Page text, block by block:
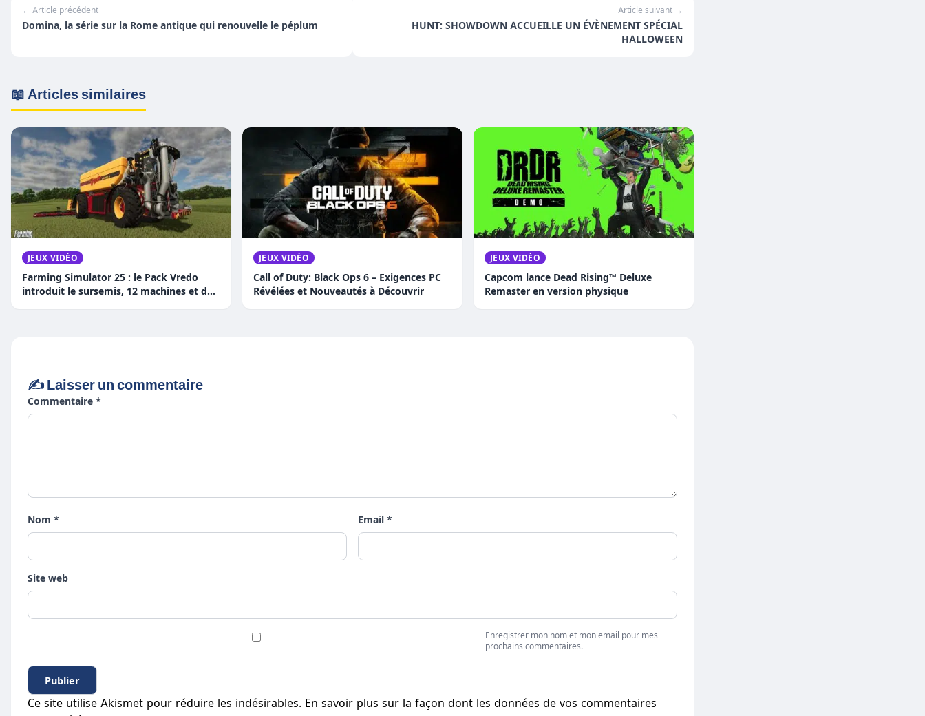
← Article précédent
Domina, la série sur la Rome antique qui renouvelle le péplum
Article suivant →
HUNT: SHOWDOWN ACCUEILLE UN ÉVÈNEMENT SPÉCIAL
HALLOWEEN
📖 Articles similaires
JEUX VIDÉO
Farming Simulator 25 : le Pack Vredo
introduit le sursemis, 12 machines et des
JEUX VIDÉO
Call of Duty: Black Ops 6 – Exigences PC
Révélées et Nouveautés à Découvrir
JEUX VIDÉO
Capcom lance Dead Rising™ Deluxe
Remaster en version physique
✍️ Laisser un commentaire
Commentaire *
Nom * Email *
Site web
Enregistrer mon nom et mon email pour mes
prochains commentaires.
Ce site utilise Akismet pour réduire les indésirables. En savoir plus sur la façon dont les données de vos commentaires